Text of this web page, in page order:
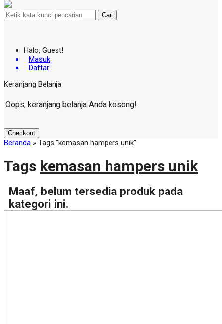
Cari
Halo, Guest!
Masuk
Daftar
Keranjang Belanja
Oops, keranjang belanja Anda kosong!
Checkout
Beranda » Tags "kemasan hampers unik"
Tags kemasan hampers unik
Maaf, belum tersedia produk pada
kategori ini.